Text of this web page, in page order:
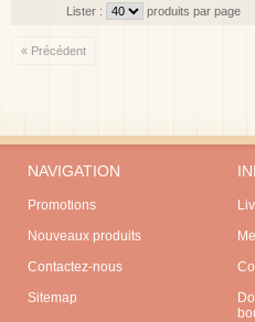
Lister : produits par page
« Précédent
NAVIGATION
Promotions
Nouveaux produits
Contactez-nous
Sitemap